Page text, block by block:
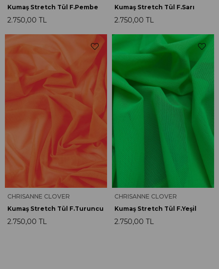
Kumaş Stretch Tül F.Pembe
2.750,00 TL
Kumaş Stretch Tül F.Sarı
2.750,00 TL
CHRISANNE CLOVER
Kumaş Stretch Tül F.Turuncu
2.750,00 TL
CHRISANNE CLOVER
Kumaş Stretch Tül F.Yeşil
2.750,00 TL